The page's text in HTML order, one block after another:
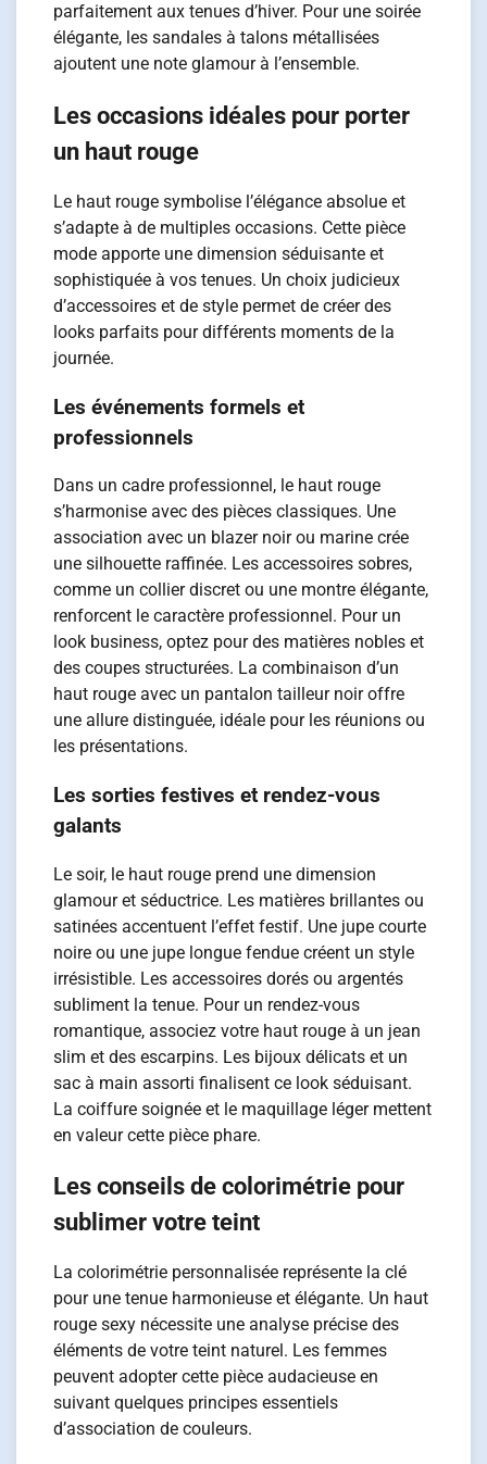
parfaitement aux tenues d’hiver. Pour une soirée
élégante, les sandales à talons métallisées
ajoutent une note glamour à l’ensemble.
Les occasions idéales pour porter
un haut rouge
Le haut rouge symbolise l’élégance absolue et
s’adapte à de multiples occasions. Cette pièce
mode apporte une dimension séduisante et
sophistiquée à vos tenues. Un choix judicieux
d’accessoires et de style permet de créer des
looks parfaits pour différents moments de la
journée.
Les événements formels et
professionnels
Dans un cadre professionnel, le haut rouge
s’harmonise avec des pièces classiques. Une
association avec un blazer noir ou marine crée
une silhouette raffinée. Les accessoires sobres,
comme un collier discret ou une montre élégante,
renforcent le caractère professionnel. Pour un
look business, optez pour des matières nobles et
des coupes structurées. La combinaison d’un
haut rouge avec un pantalon tailleur noir offre
une allure distinguée, idéale pour les réunions ou
les présentations.
Les sorties festives et rendez-vous
galants
Le soir, le haut rouge prend une dimension
glamour et séductrice. Les matières brillantes ou
satinées accentuent l’effet festif. Une jupe courte
noire ou une jupe longue fendue créent un style
irrésistible. Les accessoires dorés ou argentés
subliment la tenue. Pour un rendez-vous
romantique, associez votre haut rouge à un jean
slim et des escarpins. Les bijoux délicats et un
sac à main assorti finalisent ce look séduisant.
La coiffure soignée et le maquillage léger mettent
en valeur cette pièce phare.
Les conseils de colorimétrie pour
sublimer votre teint
La colorimétrie personnalisée représente la clé
pour une tenue harmonieuse et élégante. Un haut
rouge sexy nécessite une analyse précise des
éléments de votre teint naturel. Les femmes
peuvent adopter cette pièce audacieuse en
suivant quelques principes essentiels
d’association de couleurs.